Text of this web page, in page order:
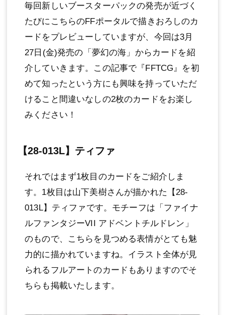
毎回新しいブースターパックの発売が近づく
たびにこちらのFFポータルで描きおろしのカ
ードをプレビューしていますが、今回は3月
27日(金)発売の「夢幻の海」からカードを紹
介していきます。この記事で『FFTCG』を初
めて知ったという方にも興味を持っていただ
けること間違いなしの2枚のカードをお楽し
みください！
【28-013L】ティファ
それではまず1枚目のカードをご紹介しま
す。1枚目は山下美樹さんが描かれた【28-
013L】ティファです。モチーフは「ファイナ
ルファンタジーVII アドベントチルドレン」
のもので、こちらを見つめる表情がとても魅
力的に描かれていますね。イラスト全体が見
られるフルアートのカードもありますのでそ
ちらも掲載いたします。